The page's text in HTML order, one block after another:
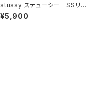
stussy ステューシー SSリン
ク ワンポイント ロゴプリン
ト カーキグリーン Tシャツ
¥5,900